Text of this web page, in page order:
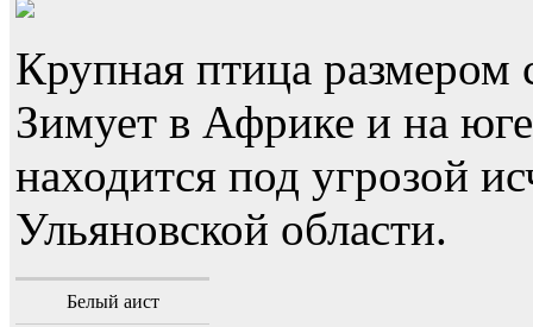
Крупная птица
Зимует в Африке и на
находится под угрозой
Ульяновской области.
Белый аист